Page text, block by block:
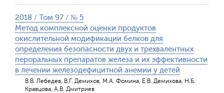
2018 / Том 97 / № 5
Метод комплексной оценки продуктов
окислительной модификации белков для
определения безопасности двух и трехвалентных
пероральных препаратов железа и их эффективности
в лечении железодефицитной анемии у детей
В.В. Лебедев, В.Г. Демихов, М.А. Фомина, Е.В. Демихова, Н.Б.
Кравцова, А.В. Дмитриев